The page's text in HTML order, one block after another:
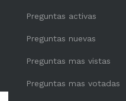
Preguntas activas
Preguntas nuevas
Preguntas mas vistas
Preguntas mas votadas